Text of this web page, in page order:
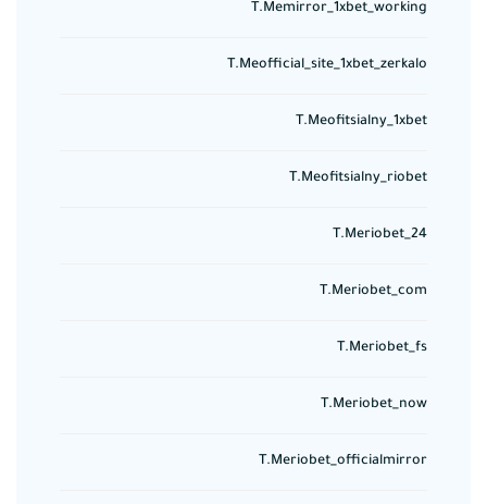
T.memirror_1xbet_working
T.meofficial_site_1xbet_zerkalo
T.meofitsialny_1xbet
T.meofitsialny_riobet
T.meriobet_24
T.meriobet_com
T.meriobet_fs
T.meriobet_now
T.meriobet_officialmirror